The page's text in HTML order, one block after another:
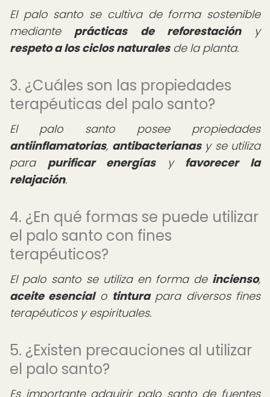
El palo santo se cultiva de forma sostenible
mediante prácticas de reforestacióny
respeto a los ciclos naturalesde la planta.
3. ¿Cuáles son las propiedades
terapéuticas del palo santo?
El palo santo posee propiedades
antiinflamatorias, antibacterianasy se utiliza
para purificar energíasy favorecer la
relajación.
4. ¿En qué formas se puede utilizar
el palo santo con fines
terapéuticos?
El palo santo se utiliza en forma de incienso,
aceite esencialo tinturapara diversos fines
terapéuticos y espirituales.
5. ¿Existen precauciones al utilizar
el palo santo?
Es importante adquirir palo santo de fuentes